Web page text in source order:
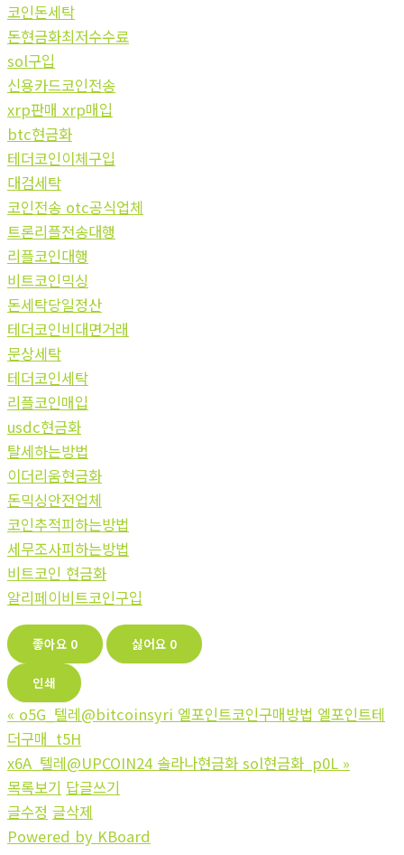
코인돈세탁
돈현금화최저수수료
sol구입
신용카드코인전송
xrp판매 xrp매입
btc현금화
테더코인이체구입
대검세탁
코인전송 otc공식업체
트론리플전송대행
리플코인대행
비트코인믹싱
돈세탁당일정산
테더코인비대면거래
문상세탁
테더코인세탁
리플코인매입
usdc현금화
탈세하는방법
이더리움현금화
돈믹싱안전업체
코인추적피하는방법
세무조사피하는방법
비트코인 현금화
알리페이비트코인구입
좋아요 0 싫어요 0
인쇄
« o5G_텔레@bitcoinsyri 엘포인트코인구매방법 엘포인트테
더구매_t5H
x6A_텔레@UPCOIN24 솔라나현금화 sol현금화_p0L »
목록보기 답글쓰기
글수정 글삭제
Powered by KBoard